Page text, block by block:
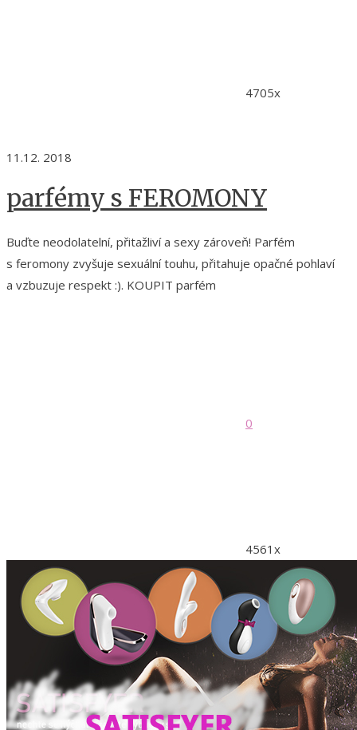
4705x
11.12. 2018
parfémy s FEROMONY
Buďte neodolatelní, přitažliví a sexy zároveň! Parfém
s feromony zvyšuje sexuální touhu, přitahuje opačné pohlaví
a vzbuzuje respekt :). KOUPIT parfém
0
4561x